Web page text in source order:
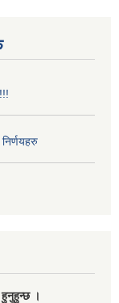
हुनुहुन्छ ।